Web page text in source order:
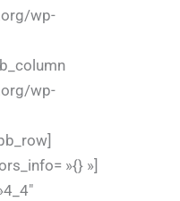
wp-
wp-
»{} »]